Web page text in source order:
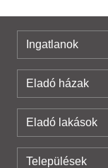
Ingatlanok
Eladó házak
Eladó lakások
Települések